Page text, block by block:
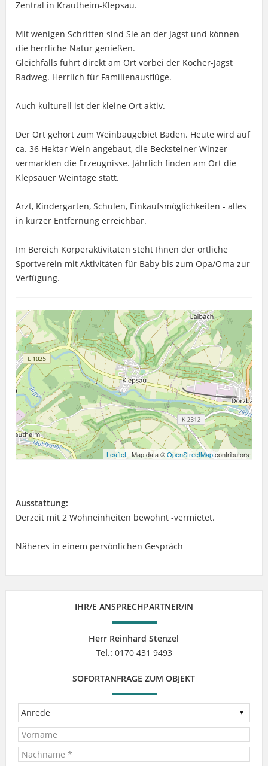
Zentral in Krautheim-Klepsau.
Mit wenigen Schritten sind Sie an der Jagst und können
die herrliche Natur genießen.
Gleichfalls führt direkt am Ort vorbei der Kocher-Jagst
Radweg. Herrlich für Familienausflüge.
Auch kulturell ist der kleine Ort aktiv.
Der Ort gehört zum Weinbaugebiet Baden. Heute wird auf
ca. 36 Hektar Wein angebaut, die Becksteiner Winzer
vermarkten die Erzeugnisse. Jährlich finden am Ort die
Klepsauer Weintage statt.
Arzt, Kindergarten, Schulen, Einkaufsmöglichkeiten - alles
in kurzer Entfernung erreichbar.
Im Bereich Körperaktivitäten steht Ihnen der örtliche
Sportverein mit Aktivitäten für Baby bis zum Opa/Oma zur
Verfügung.
Leaflet| Map data ©OpenStreetMapcontributors
Ausstattung:
Derzeit mit 2 Wohneinheiten bewohnt -vermietet.
Näheres in einem persönlichen Gespräch
IHR/E ANSPRECHPARTNER/IN
Herr Reinhard Stenzel
Tel.: 0170 431 9493
SOFORTANFRAGE ZUM OBJEKT